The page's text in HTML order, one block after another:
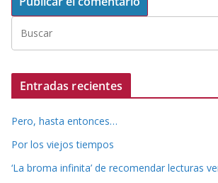
Entradas recientes
Pero, hasta entonces…
Por los viejos tiempos
‘La broma infinita’ de recomendar lecturas